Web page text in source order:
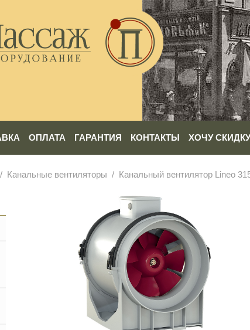
ОПЛАТА ГАРАНТИЯ КОНТАКТЫ ХОЧУ
Канальные вентиляторы Канальный вентилятор Lineo